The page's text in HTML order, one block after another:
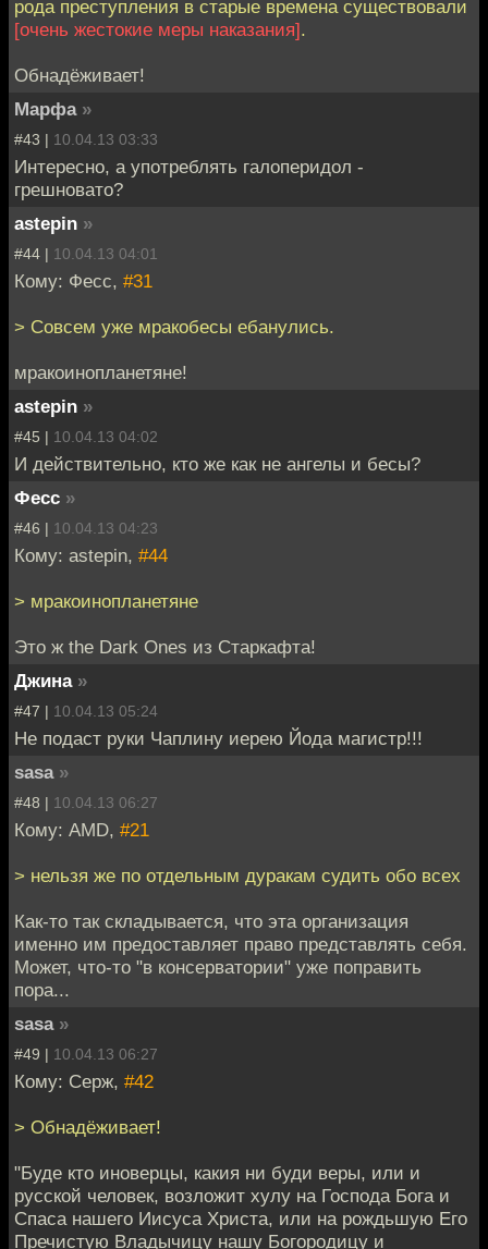
рода преступления в старые времена существовали
[очень жестокие меры наказания].
Обнадёживает!
Марфа »
#43 | 10.04.13 03:33
Интересно, а употреблять галоперидол -
грешновато?
astepin »
#44 | 10.04.13 04:01
Кому: Фесс, #31
> Совсем уже мракобесы ебанулись.
мракоинопланетяне!
astepin »
#45 | 10.04.13 04:02
И действительно, кто же как не ангелы и бесы?
Фесс »
#46 | 10.04.13 04:23
Кому: astepin, #44
> мракоинопланетяне
Это ж the Dark Ones из Старкафта!
Джина »
#47 | 10.04.13 05:24
Не подаст руки Чаплину иерею Йода магистр!!!
sasa »
#48 | 10.04.13 06:27
Кому: AMD, #21
> нельзя же по отдельным дуракам судить обо всех
Как-то так складывается, что эта организация
именно им предоставляет право представлять себя.
Может, что-то "в консерватории" уже поправить
пора...
sasa »
#49 | 10.04.13 06:27
Кому: Серж, #42
> Обнадёживает!
"Буде кто иноверцы, какия ни буди веры, или и
русской человек, возложит хулу на Господа Бога и
Спаса нашего Иисуса Христа, или на рождьшую Его
Пречистую Владычицу нашу Богородицу и